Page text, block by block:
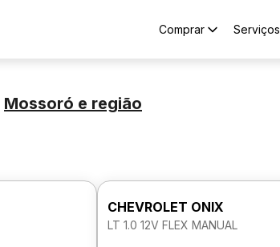
Comprar Serviços
Mossoró e região
CHEVROLET ONIX
LT 1.0 12V FLEX MANUAL